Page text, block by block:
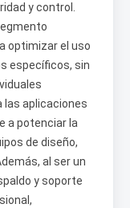
y control.
optimizar el uso
específicos, sin
las aplicaciones
a potenciar la
de diseño,
al ser un
y soporte